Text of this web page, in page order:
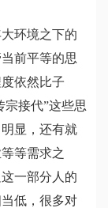
环境之下的
前平等的思
依然比子
宗接代”这些思
显，还有就
等需求之
一部分人的
低，很多对